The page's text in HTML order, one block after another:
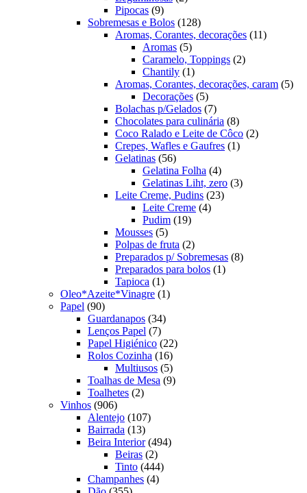
Pipocas 99
produtos
Sobremesas e Bolos 128128
produtos
Aromas, Corantes, decorações 1111
Aromas 55
produtos
Caramelo, Toppings 22
Chantily 11
produto
Aromas, Corantes, decorações, caram 55
Decorações 55
produtos
Bolachas p/Gelados 77
produtos
Chocolates para culinária 88
produtos
Coco Ralado e Leite de Côco 22
Crepes, Wafles e Gaufres 11
Gelatinas 5656
produtos
Gelatina Folha 44
produtos
Gelatinas Liht, zero 33
Leite Creme, Pudins 2323
Leite Creme 44
Pudim 1919
Mousses 55
produtos
Polpas de fruta 22
produtos
Preparados p/ Sobremesas 88
Preparados para bolos 11
Tapioca 11
produto
Oleo*Azeite*Vinagre 11
Papel 9090
produtos
Guardanapos 3434
Lenços Papel 77
produtos
Papel Higiénico 2222
Rolos Cozinha 1616
produtos
Multiusos 55
produtos
Toalhas de Mesa 99
Toalhetes 22
Vinhos 906906
produtos
Alentejo 107107
Bairrada 1313
produtos
Beira Interior 494494
Beiras 22
produtos
Tinto 444444
Champanhes 44
355